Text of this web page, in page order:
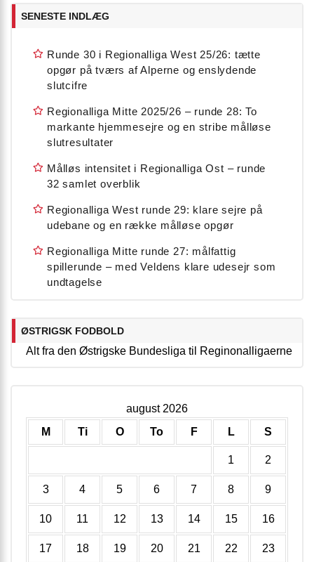
SENESTE INDLÆG
Runde 30 i Regionalliga West 25/26: tætte
opgør på tværs af Alperne og enslydende
slutcifre
Regionalliga Mitte 2025/26 – runde 28: To
markante hjemmesejre og en stribe målløse
slutresultater
Målløs intensitet i Regionalliga Ost – runde
32 samlet overblik
Regionalliga West runde 29: klare sejre på
udebane og en række målløse opgør
Regionalliga Mitte runde 27: målfattig
spillerunde – med Veldens klare udesejr som
undtagelse
ØSTRIGSK FODBOLD
Alt fra den Østrigske Bundesliga til Reginonalligaerne
august 2026
M
Ti O To F L S
1 2
3 4 5 6 7 8 9
10 11 12 13 14 15 16
17 18 19 20 21 22 23